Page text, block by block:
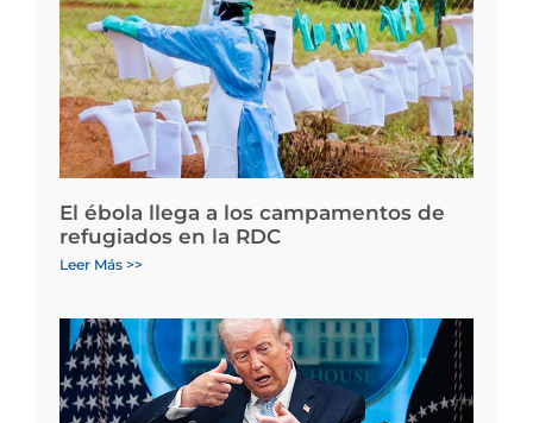
El ébola llega a los campamentos de
refugiados en la RDC
Leer Más >>